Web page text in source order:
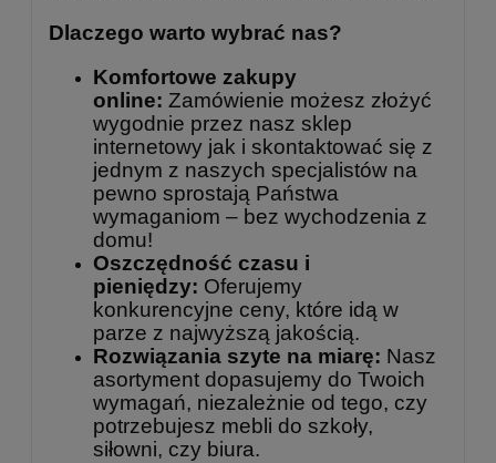
Dlaczego warto wybrać nas?
Komfortowe zakupy
online: Zamówienie możesz złożyć
wygodnie przez nasz sklep
internetowy jak i skontaktować się z
jednym z naszych specjalistów na
pewno sprostają Państwa
wymaganiom – bez wychodzenia z
domu!
Oszczędność czasu i
pieniędzy: Oferujemy
konkurencyjne ceny, które idą w
parze z najwyższą jakością.
Rozwiązania szyte na miarę: Nasz
asortyment dopasujemy do Twoich
wymagań, niezależnie od tego, czy
potrzebujesz mebli do szkoły,
siłowni, czy biura.